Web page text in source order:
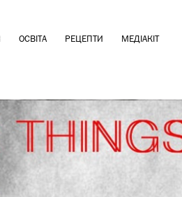
ОСВІТА РЕЦЕПТИ МЕДІАКІТ